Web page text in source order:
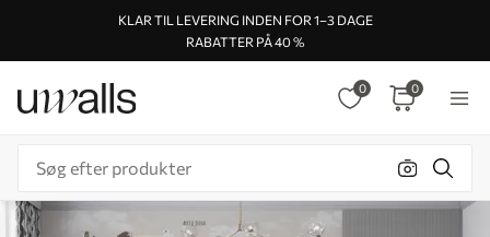
KLAR TIL LEVERING INDEN FOR 1–3 DAGE
RABATTER PÅ 40 %
0 0